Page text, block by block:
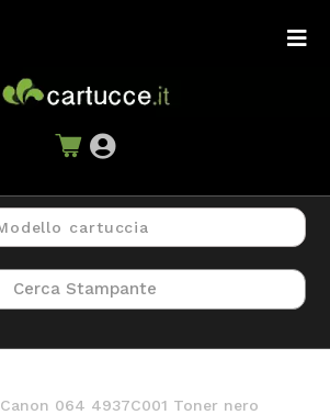
Canon 064 4937C001 Toner nero